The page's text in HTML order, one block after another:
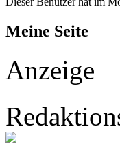
Meine Seite
Anzeige